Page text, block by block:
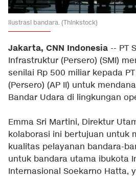
Ilustrasi bandara. (Thinkstock)
Jakarta, CNN Indonesia -- PT
Infrastruktur (Persero) (SMI)
senilai Rp 500 miliar kepada
(Persero) (AP II) untuk
Bandar Udara di lingkungan
Emma Sri Martini, Direktur
kolaborasi ini bertujuan untuk
kualitas pelayanan bandara-
untuk bandara utama ibukota
Internasional Soekarno Hatta,